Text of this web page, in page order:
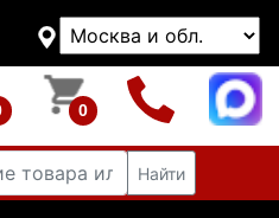
0
Найти